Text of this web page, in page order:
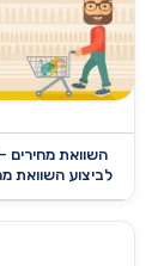
לביצוע השוואת